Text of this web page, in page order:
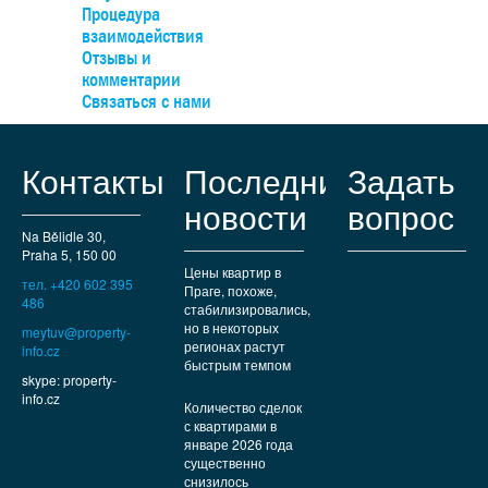
Процедура
взаимодействия
Отзывы и
комментарии
Связаться с нами
Контакты
Na Bělidle 30,
Praha 5, 150 00
тел. +420 602 395
486
meytuv@property-
info.cz
skype: property-
info.cz
Последние
новости
Цены квартир в
Праге, похоже,
стабилизировались,
но в некоторых
регионах растут
быстрым темпом
Количество сделок
с квартирами в
январе 2026 года
существенно
снизилось
Задать
вопрос